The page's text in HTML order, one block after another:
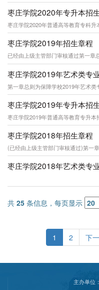
枣庄学院2020年专升本招
枣庄学院2019年招生章程
枣庄学院2019年艺术类专
枣庄学院2019年专升本招
枣庄学院2018年招生章程
枣庄学院2018年艺术类专
共 25 条信息，每页显示
1 2 下
主办单位